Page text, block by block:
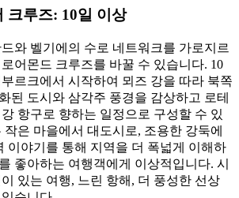
크루즈: 10일 이상
와 벨기에의 수로 네트워크를 가로지르
어몬드 크루즈를 바꿀 수 있습니다. 10
르크에서 시작하여 뫼즈 강을 따라 북쪽
된 도시와 삼각주 풍경을 감상하고 로테
항구로 향하는 일정으로 구성할 수 있
은 마을에서 대도시로, 조용한 강둑에
이야기를 통해 지역을 더 폭넓게 이해하
좋아하는 여행객에게 이상적입니다. 시
있는 여행, 느린 항해, 더 풍성한 선상